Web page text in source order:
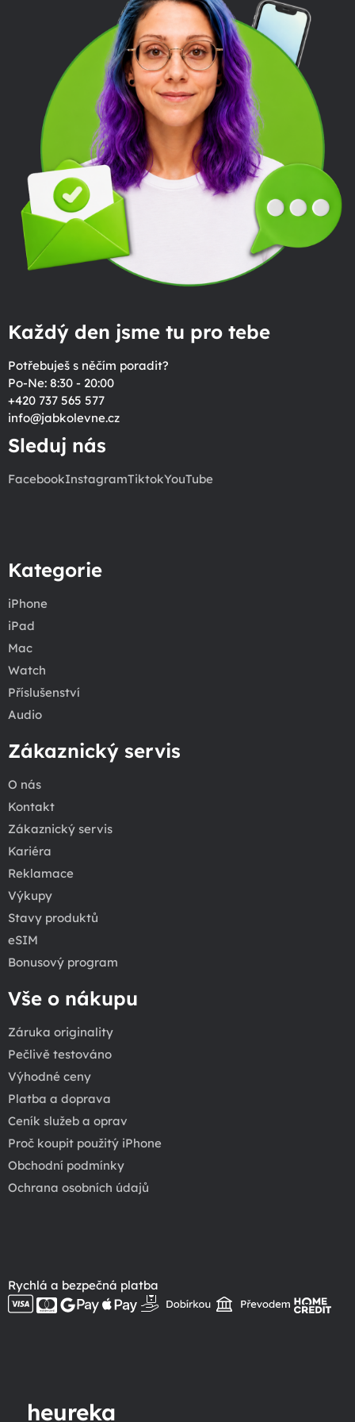
Každý den jsme tu pro tebe
Potřebuješ s něčím poradit?
Po-Ne: 8:30 - 20:00
+420 737 565 577
info@jabkolevne.cz
Sleduj nás
FacebookInstagramTiktokYouTube
Kategorie
iPhone
iPad
Mac
Watch
Příslušenství
Audio
Zákaznický servis
O nás
Kontakt
Zákaznický servis
Kariéra
Reklamace
Výkupy
Stavy produktů
eSIM
Bonusový program
Vše o nákupu
Záruka originality
Pečlivě testováno
Výhodné ceny
Platba a doprava
Ceník služeb a oprav
Proč koupit použitý iPhone
Obchodní podmínky
Ochrana osobních údajů
Rychlá a bezpečná platba
heureka